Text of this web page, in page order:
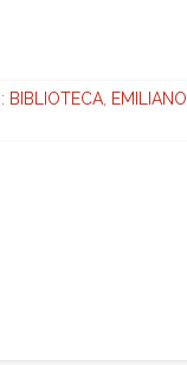
BIBLIOTECA EMILIANO